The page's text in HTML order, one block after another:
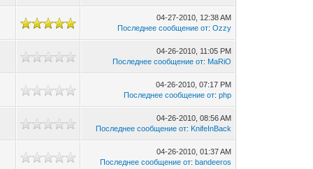
04-27-2010, 12:38 AM
Последнее сообщение от:Ozzy
04-26-2010, 11:05 PM
Последнее сообщение от: MaRiO
04-26-2010, 07:17 PM
Последнее сообщение от:php
04-26-2010, 08:56 AM
Последнее сообщение от: KnifeInBack
04-26-2010, 01:37 AM
Последнее сообщение от:bandeeros